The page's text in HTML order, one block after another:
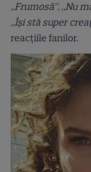
„Frumosă”, „Nu
„Își stă super
reacțiile fanilor.